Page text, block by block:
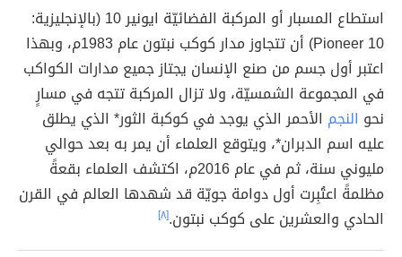
استطاع المسبار أو المركبة الفضائيّة ايونير 10 (بالإنجليزية:
Pioneer 10) أن تتجاوز مدار كوكب نبتون عام 1983م، وبهذا
اعتبر أول جسم من صنع الإنسان يجتاز جميع مدارات الكواكب
في المجموعة الشمسيّة، ولا تزال المركبة تتجه في مسارٍ
نحو النجم الأحمر الذي يوجد في كوكبة الثور* الذي يطلق
عليه اسم الدبران*، ويتوقع العلماء أن يمر به بعد حوالي
مليوني سنة، ثم في عام 2016م، اكتشف العلماء بقعةً
مظلمةً اعتُبِرت أول دوامة جويّة قد شهدها العالم في القرن
الحادي والعشرين على كوكب نبتون.[٨]